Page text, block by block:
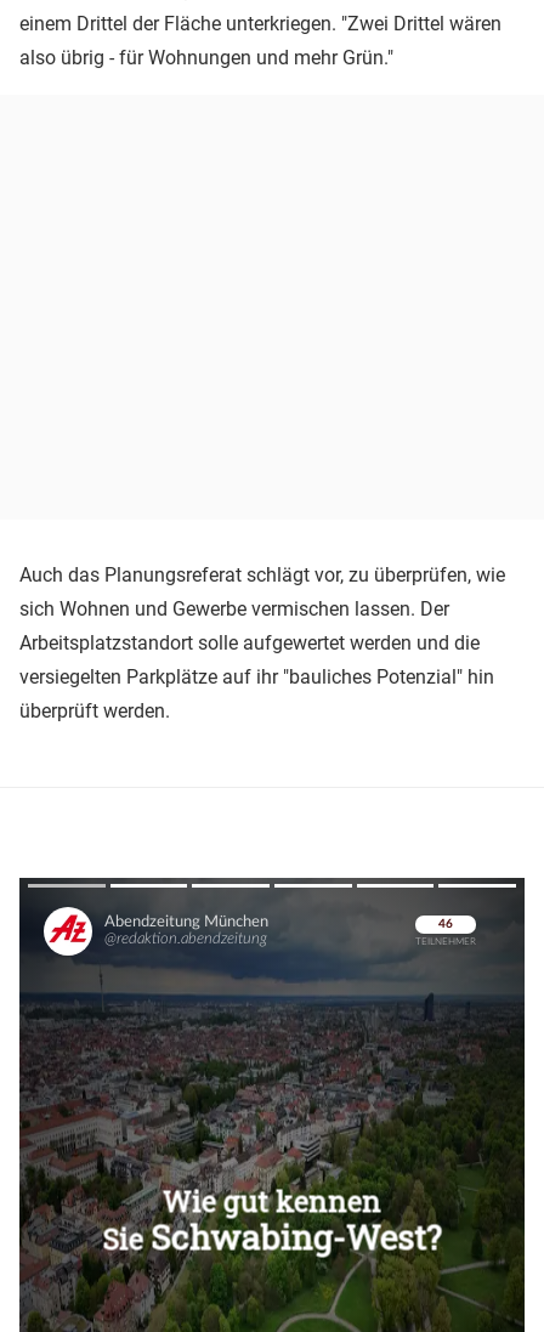
einem Drittel der Fläche unterkriegen. "Zwei Drittel wären
also übrig - für Wohnungen und mehr Grün."
Auch das Planungsreferat schlägt vor, zu überprüfen, wie
sich Wohnen und Gewerbe vermischen lassen. Der
Arbeitsplatzstandort solle aufgewertet werden und die
versiegelten Parkplätze auf ihr "bauliches Potenzial" hin
überprüft werden.
Überspringen
Überspringen